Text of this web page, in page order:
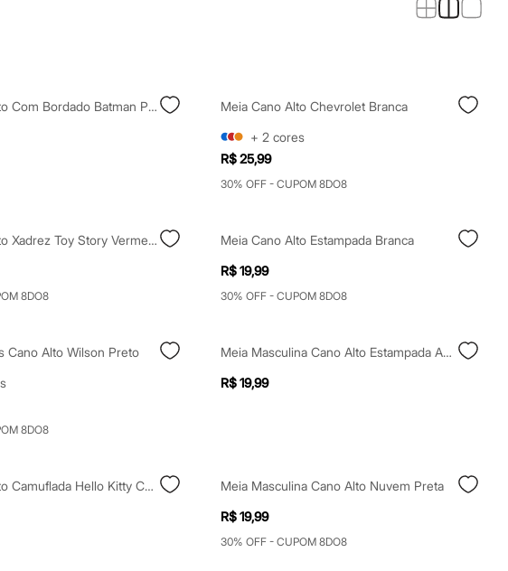
Meia Cano Alto Com Bordado Batman Preta
Meia Cano Alto Chevrolet Branca
+ 2 cores
R$ 25,99
30% OFF - CUPOM 8DO8
Meia Cano Alto Xadrez Toy Story Vermelha
8DO8
Meia Cano Alto Estampada Branca
R$ 19,99
30% OFF - CUPOM 8DO8
Cano Alto Wilson Preto
8DO8
Meia Masculina Cano Alto Estampada Azul
R$ 19,99
Meia Cano Alto Camuflada Hello Kitty Colorida
Meia Masculina Cano Alto Nuvem Preta
R$ 19,99
30% OFF - CUPOM 8DO8